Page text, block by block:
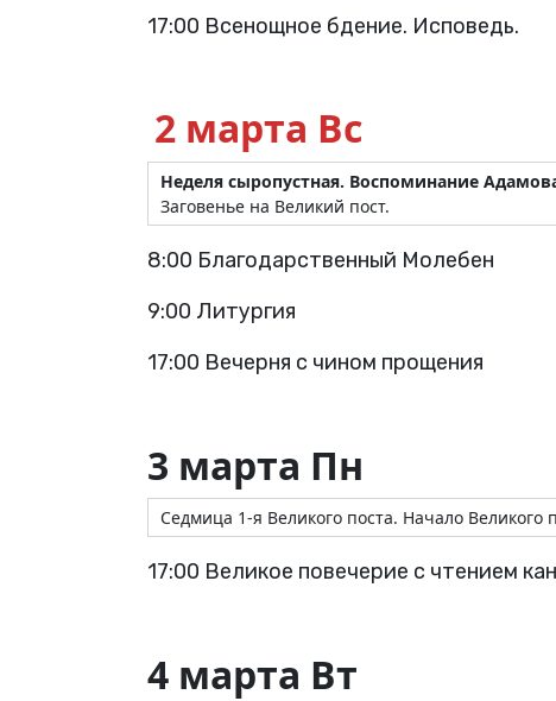
17:00 Всенощное бдение. Исповедь.
2 марта Вс
Неделя сыропустная. Воспоминание
Заговенье на Великий пост.
8:00 Благодарственный Молебен
9:00 Литургия
17:00 Вечерня с чином прощения
3 марта Пн
Седмица 1-я Великого поста. Начало Великого
17:00 Великое повечерие с чтением
4 марта Вт